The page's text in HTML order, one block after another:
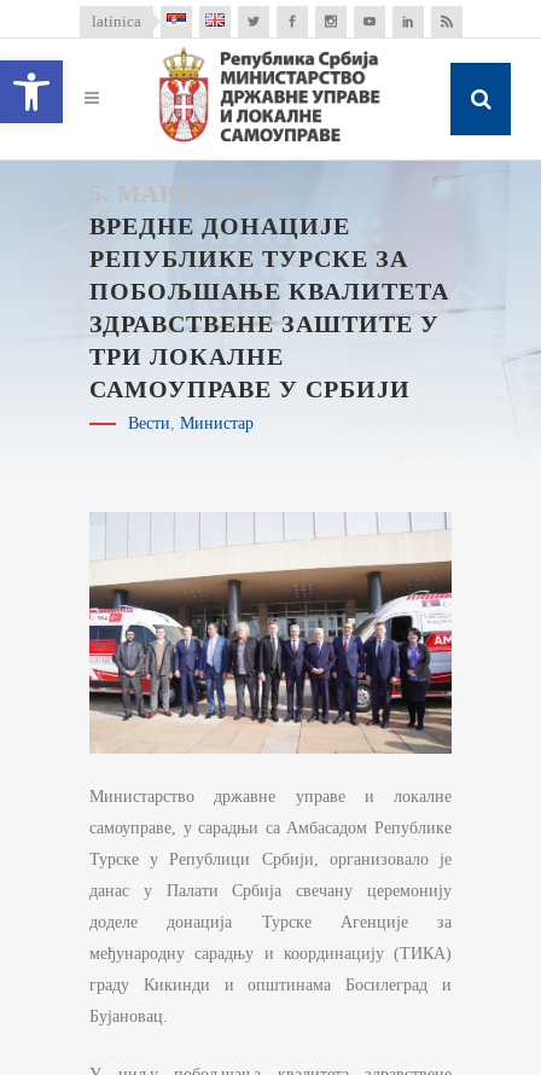
Open toolbar
latinica
5. МАРТА 2024.
ВРЕДНЕ ДОНАЦИЈЕ
РЕПУБЛИКЕ ТУРСКЕ ЗА
ПОБОЉШАЊЕ КВАЛИТЕТА
ЗДРАВСТВЕНЕ ЗАШТИТЕ У
ТРИ ЛОКАЛНЕ
САМОУПРАВЕ У СРБИЈИ
Вести, Министар
Министарство државне управе и локалне
самоуправе, у сарадњи са Амбасадом Републике
Турске у Републици Србији, организовало је
данас у Палати Србија свечану церемонију
доделе донација Турске Агенције за
међународну сарадњу и координацију (ТИКА)
граду Кикинди и општинама Босилеград и
Бујановац.